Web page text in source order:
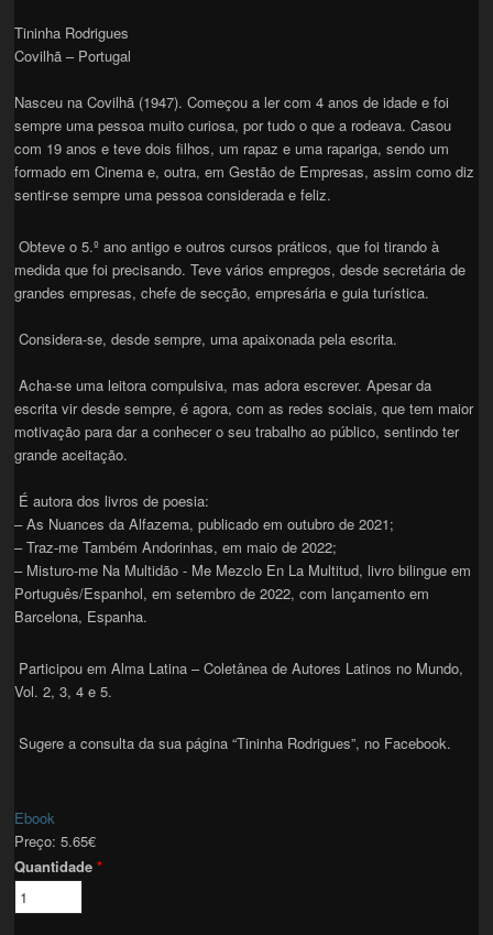
Tininha Rodrigues
Covilhã – Portugal
Nasceu na Covilhã (1947). Começou a ler com 4 anos de idade e foi
sempre uma pessoa muito curiosa, por tudo o que a rodeava. Casou
com 19 anos e teve dois filhos, um rapaz e uma rapariga, sendo um
formado em Cinema e, outra, em Gestão de Empresas, assim como diz
sentir-se sempre uma pessoa considerada e feliz.
Obteve o 5.º ano antigo e outros cursos práticos, que foi tirando à
medida que foi precisando. Teve vários empregos, desde secretária de
grandes empresas, chefe de secção, empresária e guia turística.
Considera-se, desde sempre, uma apaixonada pela escrita.
Acha-se uma leitora compulsiva, mas adora escrever. Apesar da
escrita vir desde sempre, é agora, com as redes sociais, que tem maior
motivação para dar a conhecer o seu trabalho ao público, sentindo ter
grande aceitação.
É autora dos livros de poesia:
– As Nuances da Alfazema, publicado em outubro de 2021;
– Traz-me Também Andorinhas, em maio de 2022;
– Misturo-me Na Multidão - Me Mezclo En La Multitud, livro bilingue em
Português/Espanhol, em setembro de 2022, com lançamento em
Barcelona, Espanha.
Participou em Alma Latina – Coletânea de Autores Latinos no Mundo,
Vol. 2, 3, 4 e 5.
Sugere a consulta da sua página “Tininha Rodrigues”, no Facebook.
Ebook
Preço: 5.65€
Quantidade*